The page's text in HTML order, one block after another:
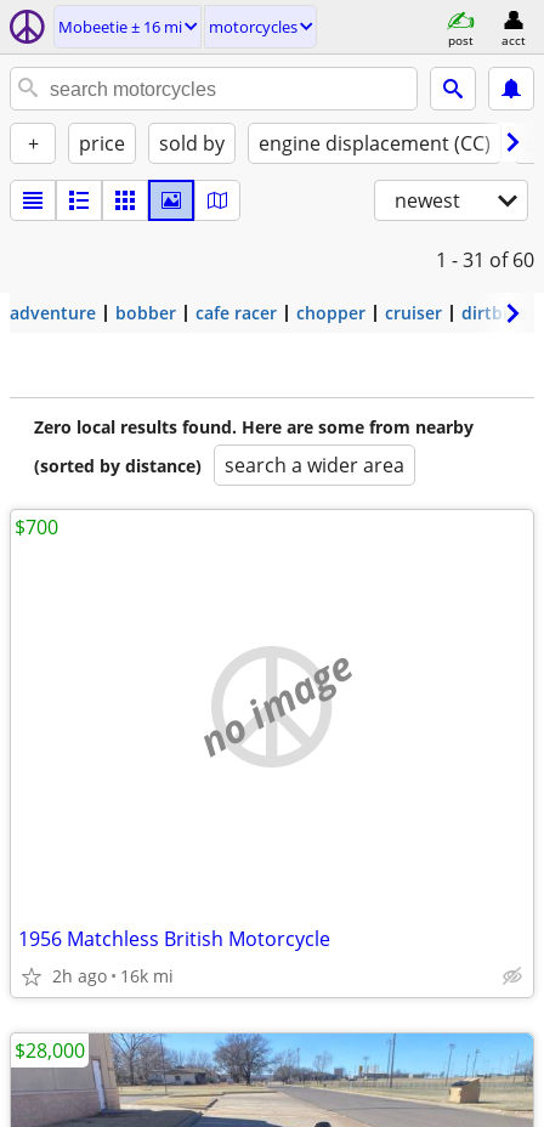
Mobeetie ± 16 mi motorcycles
post acct
+ price sold by engine displacement (CC)
newest
1 - 31 of 60
adventure bobber cafe racer chopper cruiser dirtbike
Zero local results found. Here are some from nearby
(sorted by distance)
search a wider area
no image
1956 Matchless British Motorcycle
2h ago 16k mi
$700
$28,000